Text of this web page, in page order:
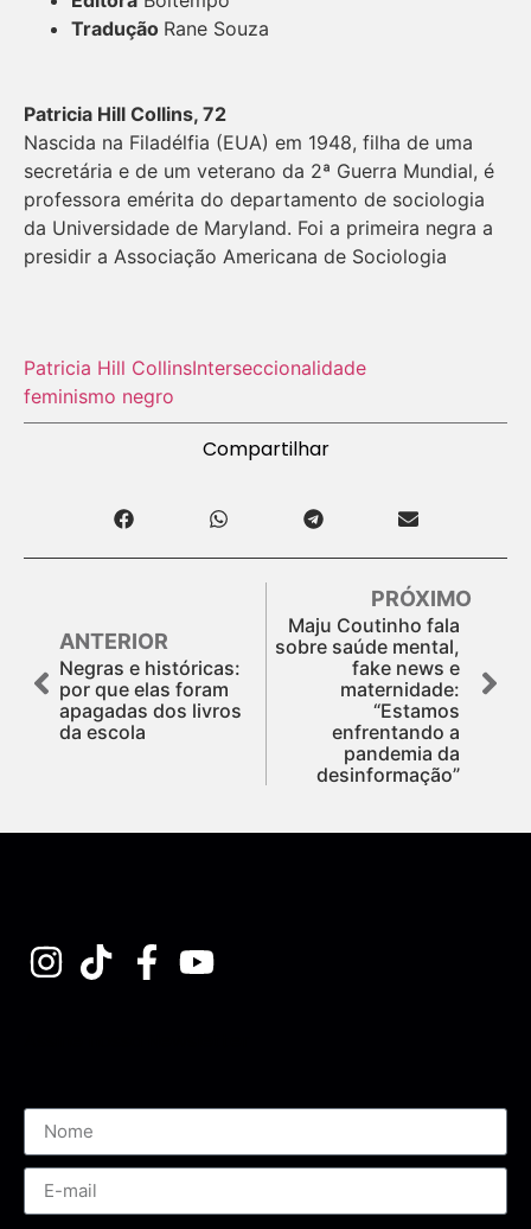
Tradução Rane Souza
Patricia Hill Collins, 72
Nascida na Filadélfia (EUA) em 1948, filha de uma
secretária e de um veterano da 2ª Guerra Mundial, é
professora emérita do departamento de sociologia
da Universidade de Maryland. Foi a primeira negra a
presidir a Associação Americana de Sociologia
Patricia Hill CollinsInterseccionalidade
feminismo negro
Compartilhar
ANTERIOR
Negras e históricas:
por que elas foram
apagadas dos livros
da escola
PRÓXIMO
Maju Coutinho fala
sobre saúde mental,
fake news e
maternidade:
“Estamos
enfrentando a
pandemia da
desinformação”